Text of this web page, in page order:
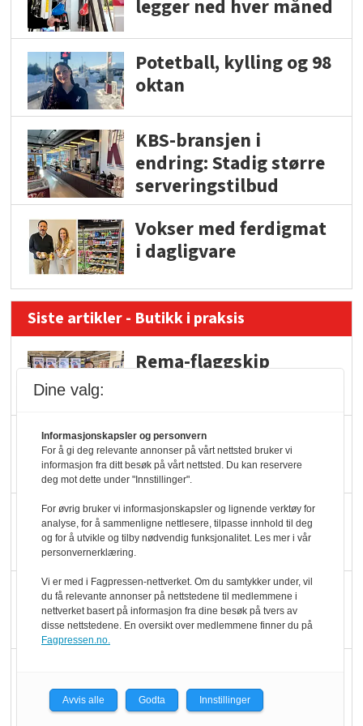
legger ned hver måned
Potetball, kylling og 98
oktan
KBS-bransjen i
endring: Stadig større
serveringstilbud
Vokser med ferdigmat
i dagligvare
Siste artikler - Butikk i praksis
Rema-flaggskip
Slik opprettholdes
ølsalget
Færre varer, men fulle
hyller
KI lager mat i butikken
Rema i 2025
Dine valg:
Informasjonskapsler og personvern
For å gi deg relevante annonser på vårt nettsted bruker vi
informasjon fra ditt besøk på vårt nettsted. Du kan reservere
deg mot dette under "Innstillinger".
For øvrig bruker vi informasjonskapsler og lignende verktøy for
analyse, for å sammenligne nettlesere, tilpasse innhold til deg
og for å utvikle og tilby nødvendig funksjonalitet. Les mer i vår
personvernerklæring.
Vi er med i Fagpressen-nettverket. Om du samtykker under, vil
du få relevante annonser på nettstedene til medlemmene i
nettverket basert på informasjon fra dine besøk på tvers av
disse nettstedene. En oversikt over medlemmene finner du på
Fagpressen.no.
Avvis alle Godta Innstillinger